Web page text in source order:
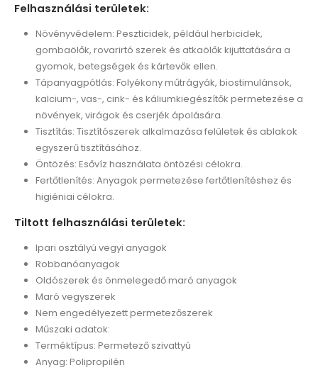
Felhasználási területek:
Növényvédelem: Peszticidek, például herbicidek,
gombaölők, rovarirtó szerek és atkaölők kijuttatására a
gyomok, betegségek és kártevők ellen.
Tápanyagpótlás: Folyékony műtrágyák, biostimulánsok,
kalcium-, vas-, cink- és káliumkiegészítők permetezése a
növények, virágok és cserjék ápolására.
Tisztítás: Tisztítószerek alkalmazása felületek és ablakok
egyszerű tisztításához.
Öntözés: Esővíz használata öntözési célokra.
Fertőtlenítés: Anyagok permetezése fertőtlenítéshez és
higiéniai célokra.
Tiltott felhasználási területek:
Ipari osztályú vegyi anyagok
Robbanóanyagok
Oldószerek és önmelegedő maró anyagok
Maró vegyszerek
Nem engedélyezett permetezőszerek
Műszaki adatok:
Terméktípus: Permetező szivattyú
Anyag: Polipropilén